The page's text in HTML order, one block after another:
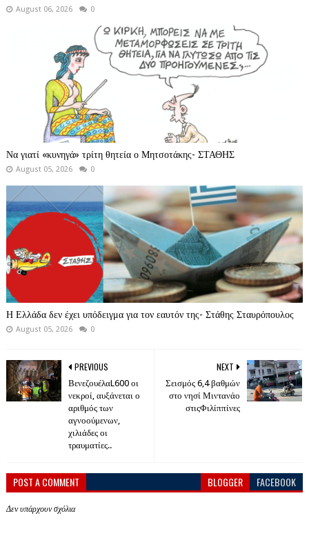
August 06, 2026 0
Να γιατί «κυνηγά» τρίτη θητεία ο Μητσοτάκης- ΣΤΑΘΗΣ
August 05, 2026 0
Η Ελλάδα δεν έχει υπόδειγμα για τον εαυτόν της- Στάθης Σταυρόπουλος
August 05, 2026 0
NEXT
Σεισμός 6,4 βαθμών
στο νησί Μιντανάο
στιςΦιλίππίνες
PREVIOUS
ΒενεζουέλαL600 οι
νεκροί, αυξάνεται ο
αριθμός των
αγνοούμενων,
χιλιάδες οι
τραυματίες..
POST A COMMENT BLOGGER FACEBOOK
Δεν υπάρχουν σχόλια